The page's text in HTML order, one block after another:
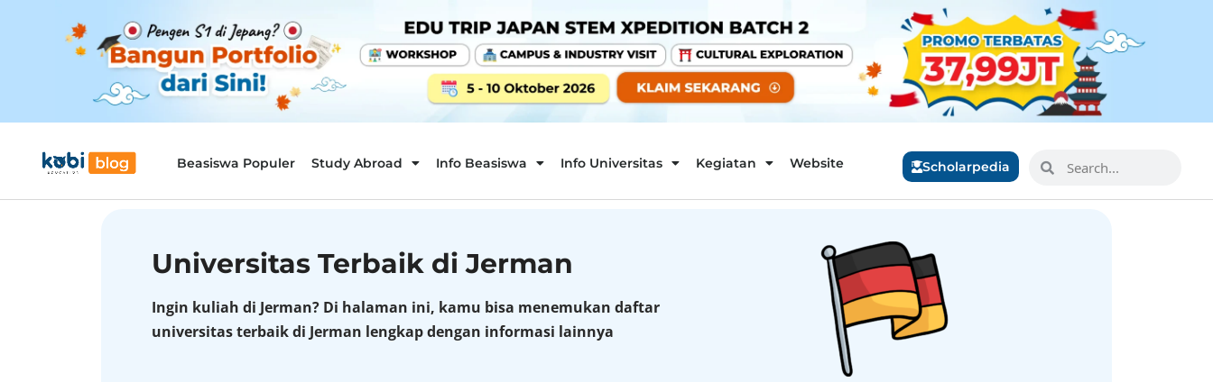
Beasiswa Populer Study Abroad Info Beasiswa Info Universitas Kegiatan Website Scholarpedia
Universitas Terbaik di Jerman
Ingin kuliah di Jerman? Di halaman ini, kamu bisa menemukan daftar
universitas terbaik di Jerman lengkap dengan informasi lainnya